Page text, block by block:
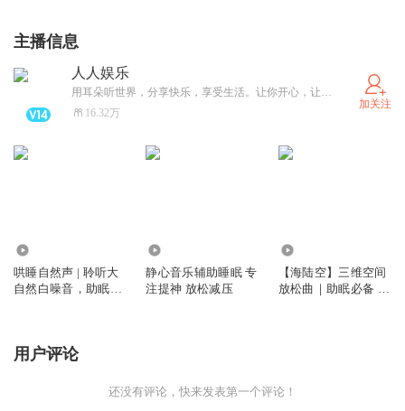
主播信息
人人娱乐
用耳朵听世界，分享快乐，享受生活。让你开心，让你笑，抖音搜：宝军在北京
16.32万
加关注
哄睡自然声 | 聆听大
自然白噪音，助眠解
静心音乐辅助睡眠 专
注提神 放松减压
【海陆空】三维空间
放松曲｜助眠必备 治
用户评论
还没有评论，快来发表第一个评论！